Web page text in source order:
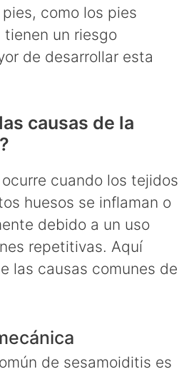
como los pies
un riesgo
de desarrollar esta
causas de la
cuando los tejidos
huesos se inflaman o
debido a un uso
repetitivas. Aquí
las causas comunes de
de sesamoiditis es